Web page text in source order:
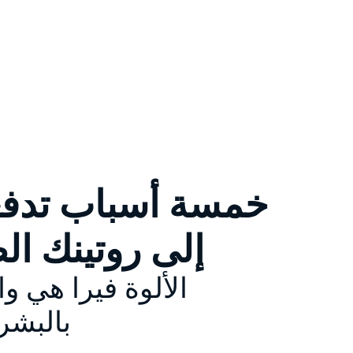
خمسة أسباب
إلى روتينك
الألوة فيرا هي